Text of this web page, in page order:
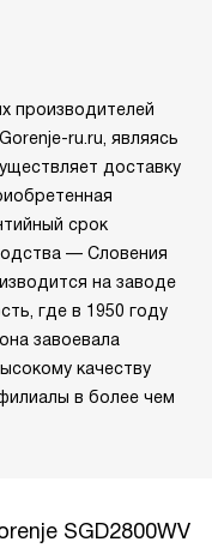
производителей
ru.ru, являясь
доставку
срок
— Словения
на заводе
где в 1950 году
завоевала
качеству
в более чем
SGD2800WV